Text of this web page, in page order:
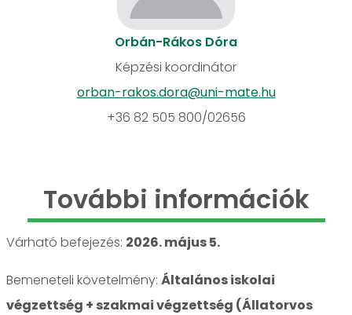
Orbán-Rákos Dóra
Képzési koordinátor
orban-rakos.dora@uni-mate.hu
+36 82 505 800/02656
További információk
Várható befejezés: 2026. május 5.
Bemeneteli követelmény: Általános iskolai
végzettség + szakmai végzettség (Állatorvos